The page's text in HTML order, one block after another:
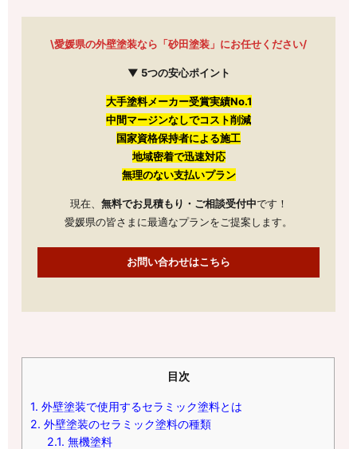
\愛媛県の外壁塗装なら「砂田塗装」にお任せください/
▼ 5つの安心ポイント
大手塗料メーカー受賞実績No.1
中間マージンなしでコスト削減
国家資格保持者による施工
地域密着で迅速対応
無理のない支払いプラン
現在、 無料でお見積もり・ご相談受付中です！
愛媛県の皆さまに最適なプランをご提案します。
お問い合わせはこちら
目次
1. 外壁塗装で使用するセラミック塗料とは
2. 外壁塗装のセラミック塗料の種類
2.1. 無機塗料